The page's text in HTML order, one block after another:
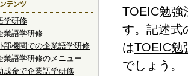
学研修
業語学研修
部機関での企業語学研修
業語学研修のメニュー
成金で企業語学研修
TOEIC勉強
す。記述式
はTOEIC勉
でしょう。